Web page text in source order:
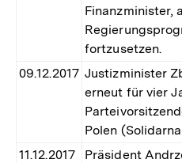
Finanzminister,
fortzusetzen.
09.12.2017 Justizminister
erneut für vier
Polen
11.12.2017
Präsident